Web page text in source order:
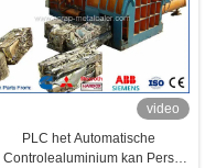
video
PLC het Automatische
Controlealuminium kan Pers